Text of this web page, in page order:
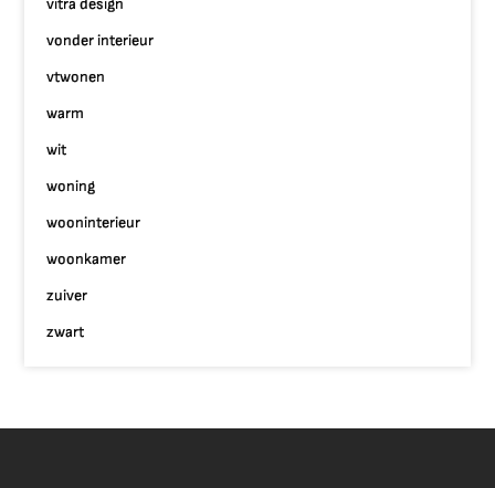
vitra design
vonder interieur
vtwonen
warm
wit
woning
wooninterieur
woonkamer
zuiver
zwart